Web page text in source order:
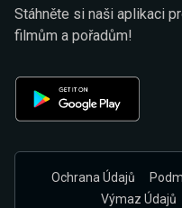
Stáhněte si naši aplikaci
filmům a pořadům!
Ochrana Údajů
Výmaz Údajů